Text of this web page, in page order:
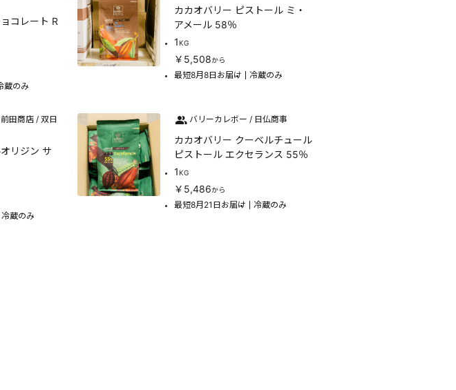
コレート R
蔵のみ
カカオバリー ピストール ミ・
アメール 58％
1KG
￥5,508から
最短8月8日お届け 冷蔵のみ
田商店 / 双日
リジン サ
冷蔵のみ
バリーカレボー / 日仏商事
カカオバリー クーベルチュール
ピストール エクセランス 55％
1KG
￥5,486から
最短8月21日お届け 冷蔵のみ